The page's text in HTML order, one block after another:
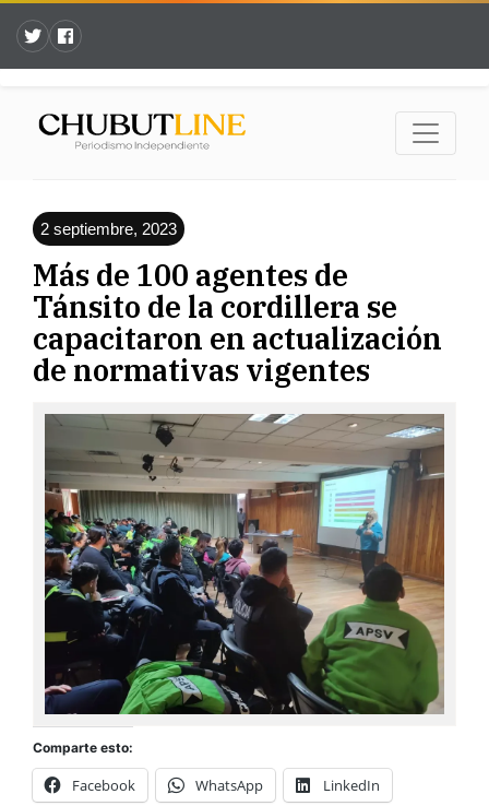
2 septiembre, 2023
Más de 100 agentes de
Tánsito de la cordillera se
capacitaron en actualización
de normativas vigentes
Comparte esto:
Facebook WhatsApp LinkedIn